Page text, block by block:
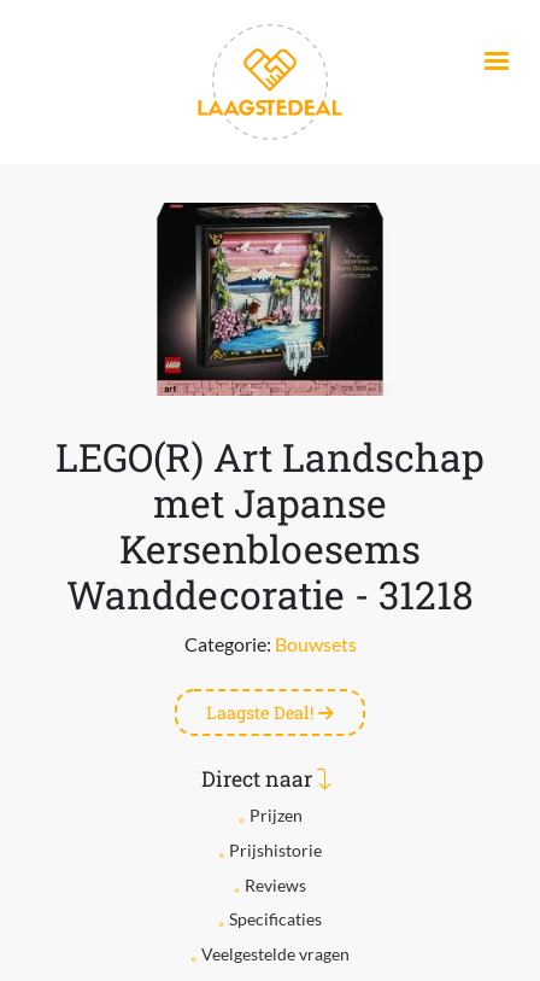
LEGO(R) Art Landschap
met Japanse
Kersenbloesems
Wanddecoratie - 31218
Categorie: Bouwsets
Laagste Deal!
Direct naar
Prijzen
Prijshistorie
Reviews
Specificaties
Veelgestelde vragen